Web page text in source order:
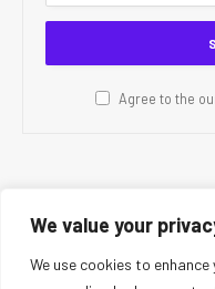
We value your
We use cookies to
Agree to the